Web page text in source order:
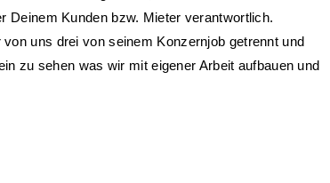
Deinem Kunden bzw. Mieter verantwortlich.
uns drei von seinem Konzernjob getrennt und
zu sehen was wir mit eigener Arbeit aufbauen und